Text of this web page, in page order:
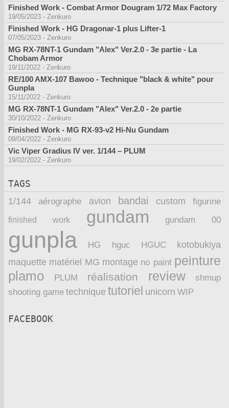
Finished Work - Combat Armor Dougram 1/72 Max Factory
19/05/2023 - Zenkuro
Finished Work - HG Dragonar-1 plus Lifter-1
07/05/2023 - Zenkuro
MG RX-78NT-1 Gundam "Alex" Ver.2.0 - 3e partie - La
Chobam Armor
19/11/2022 - Zenkuro
RE/100 AMX-107 Bawoo - Technique "black & white" pour
Gunpla
15/11/2022 - Zenkuro
MG RX-78NT-1 Gundam "Alex" Ver.2.0 - 2e partie
30/10/2022 - Zenkuro
Finished Work - MG RX-93-v2 Hi-Nu Gundam
09/04/2022 - Zenkuro
Vic Viper Gradius IV ver. 1/144 – PLUM
19/02/2022 - Zenkuro
TAGS
1/144 aérographe avion bandai custom figurine
finished work gundam gundam 00
gunpla HG hguc HGUC
kotobukiya
maquette matériel MG montage no paint peinture
plamo PLUM réalisation review
shmup
shooting game technique tutoriel unicorn WIP
FACEBOOK